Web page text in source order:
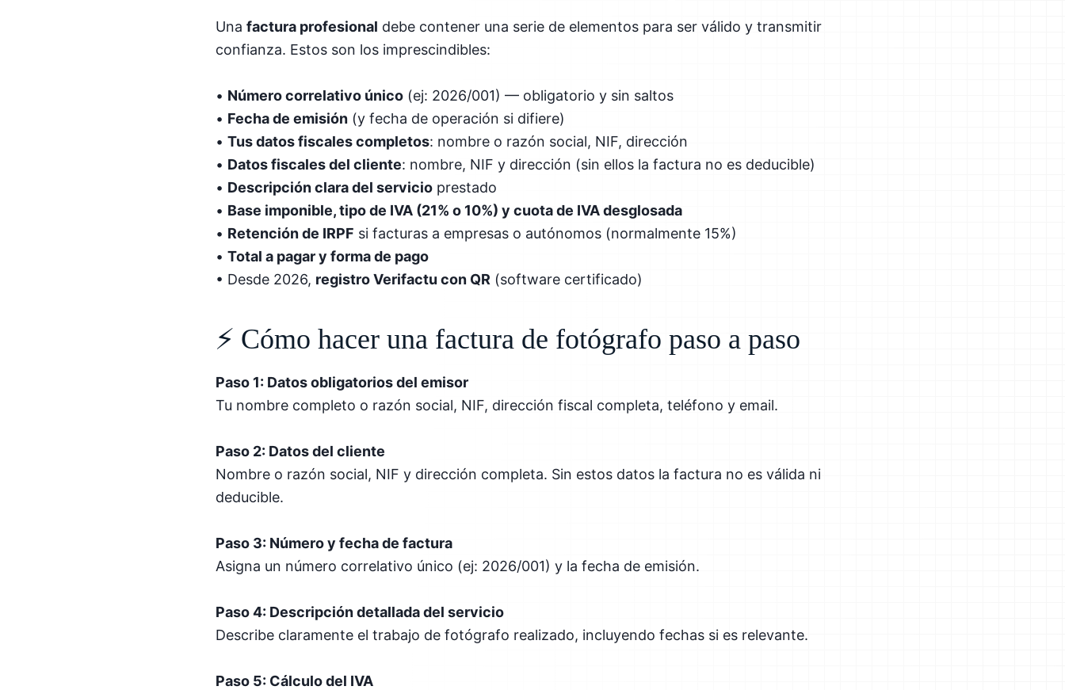
Una factura profesional debe contener una serie de elementos para ser válido y transmitir
confianza. Estos son los imprescindibles:
• Número correlativo único (ej: 2026/001) — obligatorio y sin saltos
• Fecha de emisión (y fecha de operación si difiere)
• Tus datos fiscales completos: nombre o razón social, NIF, dirección
• Datos fiscales del cliente: nombre, NIF y dirección (sin ellos la factura no es deducible)
• Descripción clara del servicio prestado
• Base imponible, tipo de IVA (21% o 10%) y cuota de IVA desglosada
• Retención de IRPF si facturas a empresas o autónomos (normalmente 15%)
• Total a pagar y forma de pago
• Desde 2026, registro Verifactu con QR (software certificado)
⚡ Cómo hacer una factura de fotógrafo paso a paso
Paso 1: Datos obligatorios del emisor
Tu nombre completo o razón social, NIF, dirección fiscal completa, teléfono y email.
Paso 2: Datos del cliente
Nombre o razón social, NIF y dirección completa. Sin estos datos la factura no es válida ni
deducible.
Paso 3: Número y fecha de factura
Asigna un número correlativo único (ej: 2026/001) y la fecha de emisión.
Paso 4: Descripción detallada del servicio
Describe claramente el trabajo de fotógrafo realizado, incluyendo fechas si es relevante.
Paso 5: Cálculo del IVA